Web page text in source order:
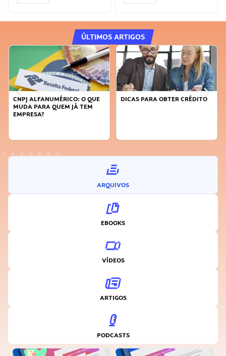
ÚLTIMOS ARTIGOS
CNPJ ALFANUMÉRICO: O QUE
MUDA PARA QUEM JÁ TEM
EMPRESA?
DICAS PARA OBTER CRÉDITO
ARQUIVOS
EBOOKS
VÍDEOS
ARTIGOS
PODCASTS